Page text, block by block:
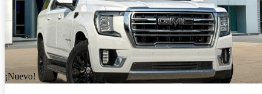
¡Nuevo!